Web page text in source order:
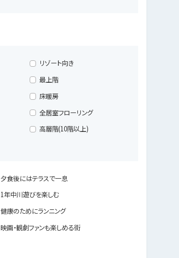
リゾート向き
最上階
床暖房
全居室フローリング
高層階(10階以上)
夕食後にはテラスで一息
1年中川遊びを楽しむ
健康のためにランニング
映画・観劇ファンも楽しめる街